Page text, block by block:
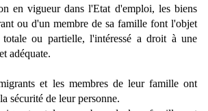
en vigueur dans l'Etat d'emploi, les biens
ou d'un membre de sa famille font l'objet
ou partielle, l'intéressé a droit à une
adéquate.
et les membres de leur famille ont
sécurité de leur personne.